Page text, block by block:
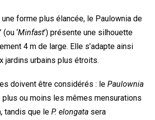
forme plus élancée, le Paulownia de
’ (ou ‘Minfast’) présente une silhouette
4 m de large. Elle s’adapte ainsi
jardins urbains plus étroits.
doivent être considérés : le Paulownia
ou moins les mêmes mensurations
tandis que le P. elongata sera